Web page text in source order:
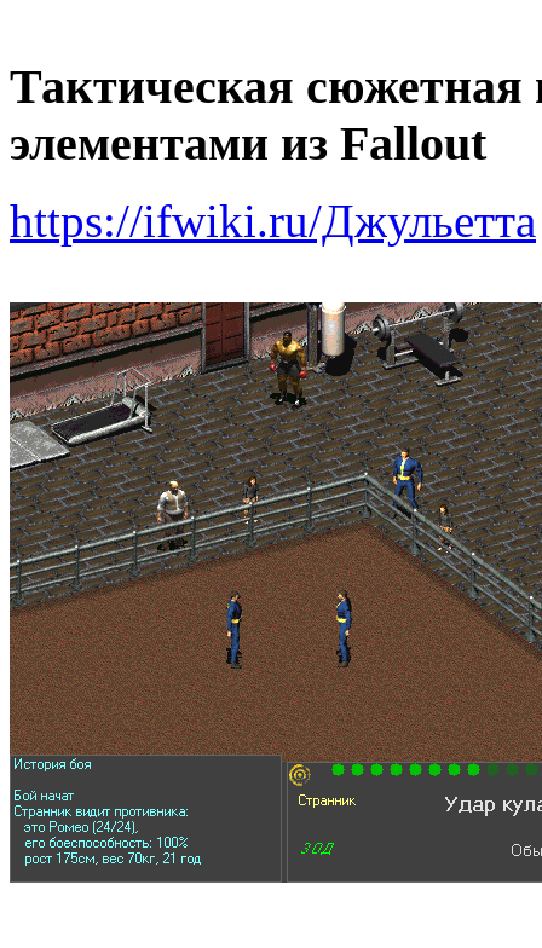
Тактическая сюжетная
элементами из Fallout
https://ifwiki.ru/Джульетта